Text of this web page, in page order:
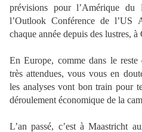
prévisions pour l’Amérique
l’Outlook Conférence de l’US
chaque année depuis des lustres, à
En Europe, comme dans le
très attendues, vous vous en
les analyses vont bon train pour
déroulement économique de la
L’an passé, c’est à Maastricht